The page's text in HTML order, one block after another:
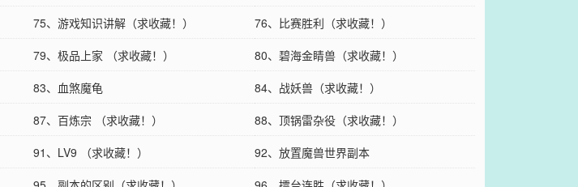
75、游戏知识讲解（求收藏！）
76、比赛胜利（求收藏！）
79、极品上家 （求收藏！）
80、碧海金睛兽（求收藏！）
83、血煞魔龟
84、战妖兽（求收藏！）
87、百炼宗 （求收藏！）
88、顶锅雷杂役（求收藏！）
91、LV9 （求收藏！）
92、放置魔兽世界副本